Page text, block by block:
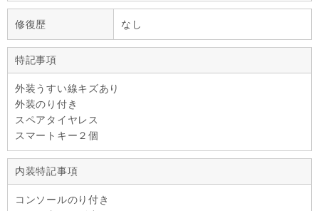
修復歴 なし
特記事項
外装うすい線キズあり
外装のり付き
スペアタイヤレス
スマートキー２個
内装特記事項
コンソールのり付き